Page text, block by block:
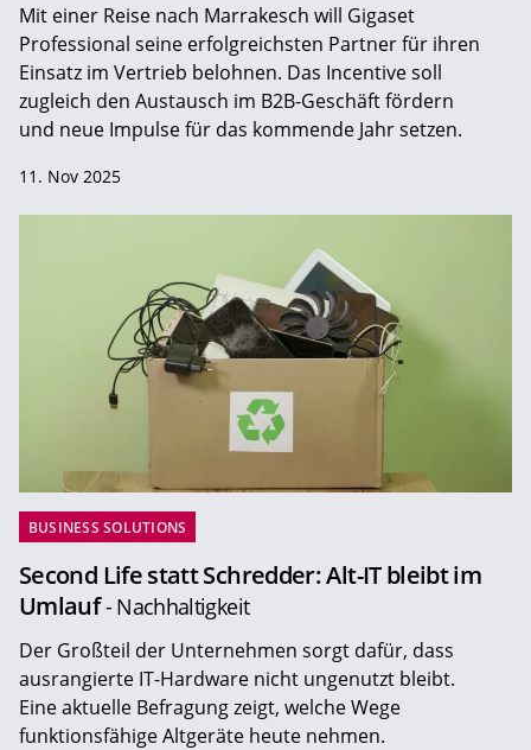
Mit einer Reise nach Marrakesch will Gigaset
Professional seine erfolgreichsten Partner für ihren
Einsatz im Vertrieb belohnen. Das Incentive soll
zugleich den Austausch im B2B-Geschäft fördern
und neue Impulse für das kommende Jahr setzen.
11. Nov 2025
BUSINESS SOLUTIONS
Second Life statt Schredder: Alt-IT bleibt im
Umlauf- Nachhaltigkeit
Der Großteil der Unternehmen sorgt dafür, dass
ausrangierte IT-Hardware nicht ungenutzt bleibt.
Eine aktuelle Befragung zeigt, welche Wege
funktionsfähige Altgeräte heute nehmen.